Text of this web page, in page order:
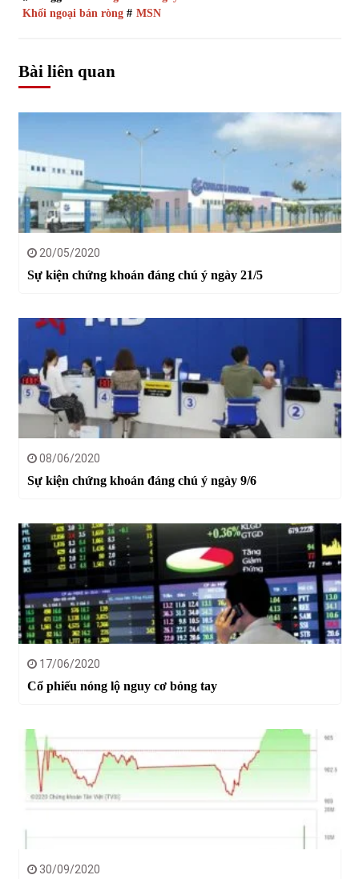
Khối ngoại bán ròng# MSN
Bài liên quan
20/05/2020
Sự kiện chứng khoán đáng chú ý ngày 21/5
08/06/2020
Sự kiện chứng khoán đáng chú ý ngày 9/6
17/06/2020
Cổ phiếu nóng lộ nguy cơ bỏng tay
30/09/2020